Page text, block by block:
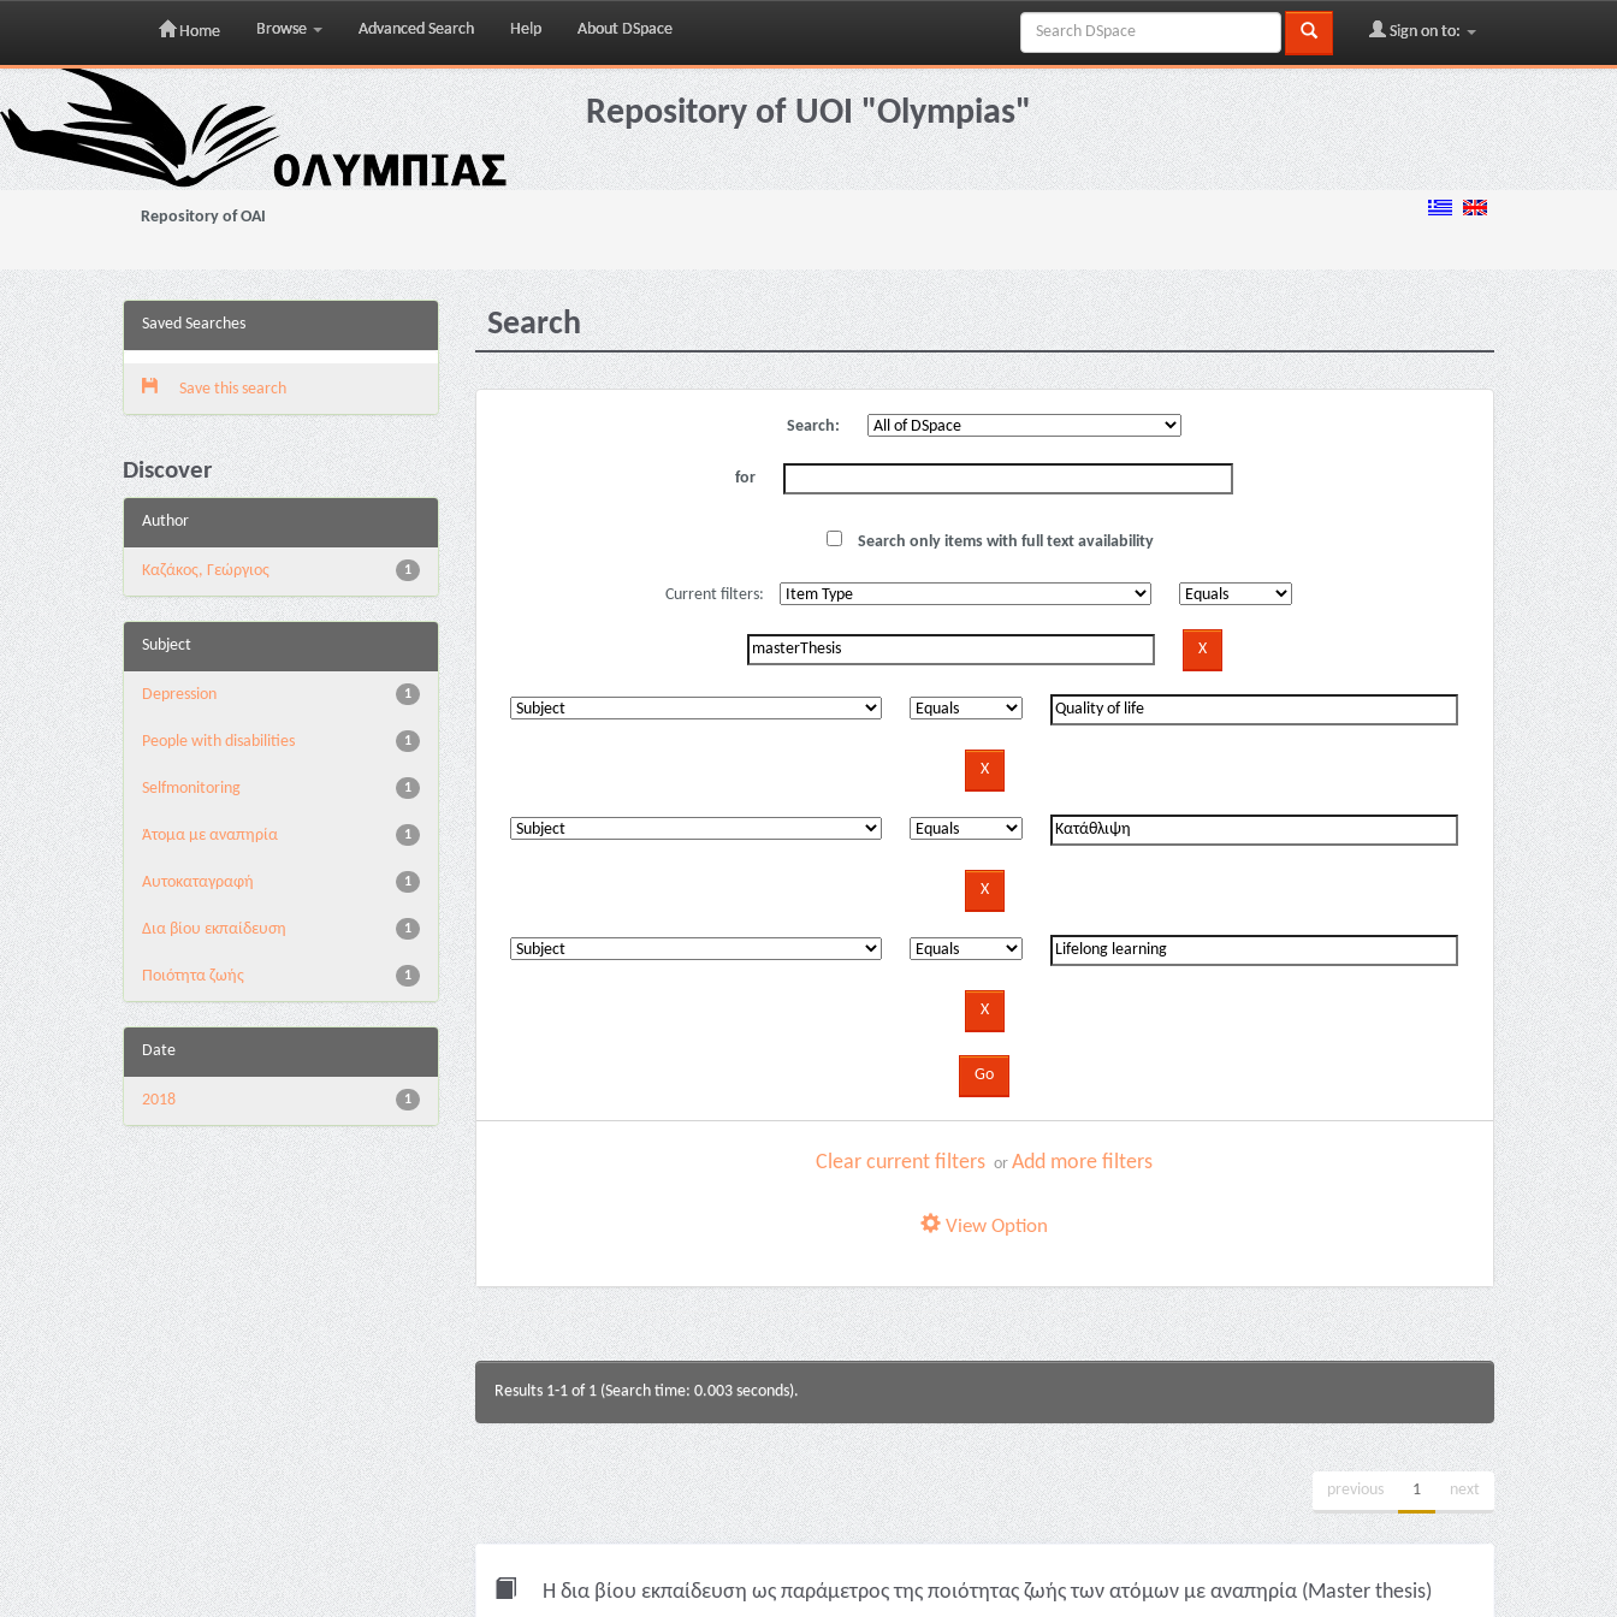
Skip
navigation
Home Browse Advanced Search Help About DSpace Sign on to:
Repository of UOI "Olympias"
Repository of OAI
Saved Searches
Save this search
Discover
Author
1
Καζάκος, Γεώργιος
Subject
1
Depression
1
People with disabilities
1
Selfmonitoring
1
Άτομα με αναπηρία
1
Αυτοκαταγραφή
1
Δια βίου εκπαίδευση
1
Ποιότητα ζωής
Date
1
2018
Search
Search:
for
Search only items with full text availability
Current filters:
Clear current filters orAdd more filters
View Option
Results 1-1 of 1 (Search time: 0.003 seconds).
previous 1 next
Η δια βίου εκπαίδευση ως παράμετρος της ποιότητας ζωής των ατόμων με αναπηρία (Master thesis)